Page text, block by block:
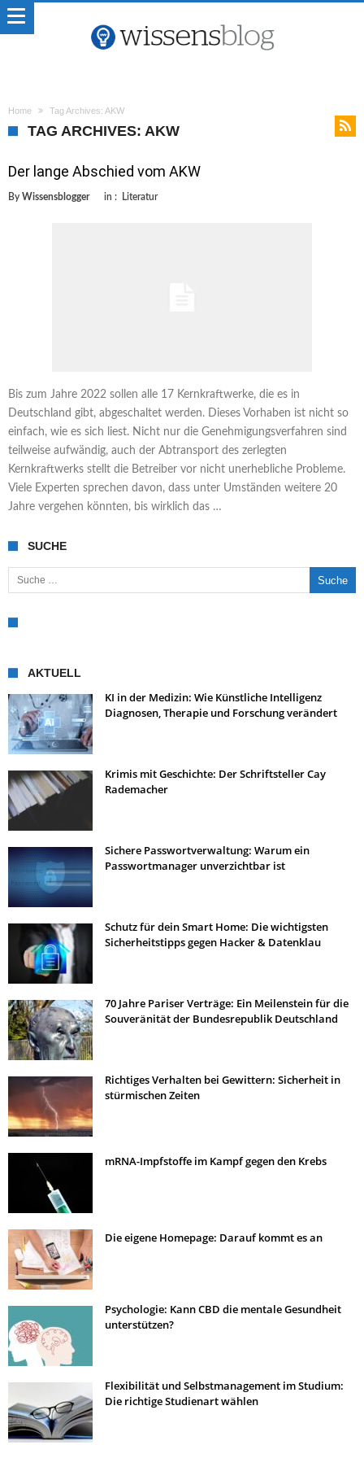
Home Tag Archives: AKW
TAG ARCHIVES: AKW
Der lange Abschied vom AKW
By Wissensblogger in : Literatur
Bis zum Jahre 2022 sollen alle 17 Kernkraftwerke, die es in
Deutschland gibt, abgeschaltet werden. Dieses Vorhaben ist nicht so
einfach, wie es sich liest. Nicht nur die Genehmigungsverfahren sind
teilweise aufwändig, auch der Abtransport des zerlegten
Kernkraftwerks stellt die Betreiber vor nicht unerhebliche Probleme.
Viele Experten sprechen davon, dass unter Umständen weitere 20
Jahre vergehen könnten, bis wirklich das …
SUCHE
Suche nach:
AKTUELL
KI in der Medizin: Wie Künstliche Intelligenz
Diagnosen, Therapie und Forschung verändert
Krimis mit Geschichte: Der Schriftsteller Cay
Rademacher
Sichere Passwortverwaltung: Warum ein
Passwortmanager unverzichtbar ist
Schutz für dein Smart Home: Die wichtigsten
Sicherheitstipps gegen Hacker & Datenklau
70 Jahre Pariser Verträge: Ein Meilenstein für die
Souveränität der Bundesrepublik Deutschland
Richtiges Verhalten bei Gewittern: Sicherheit in
stürmischen Zeiten
mRNA-Impfstoffe im Kampf gegen den Krebs
Die eigene Homepage: Darauf kommt es an
Psychologie: Kann CBD die mentale Gesundheit
unterstützen?
Flexibilität und Selbstmanagement im Studium:
Die richtige Studienart wählen